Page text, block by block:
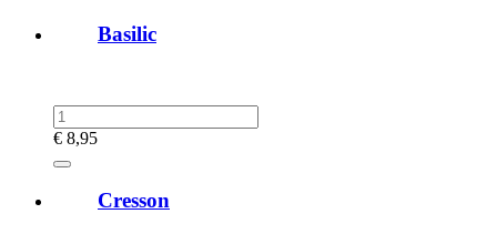
Basilic
€ 8,95
Cresson